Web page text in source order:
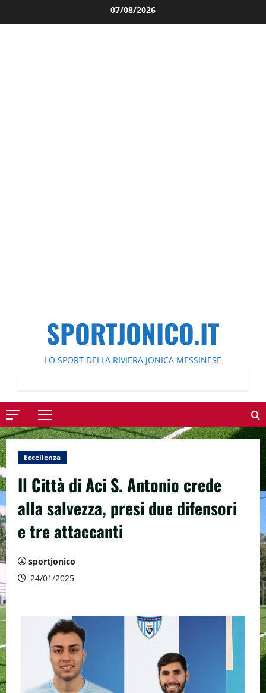
al
07/08/2026
SPORTJONICO.IT
LO SPORT DELLA RIVIERA JONICA MESSINESE
Menu
principale
Eccellenza
Il Città di Aci S. Antonio crede
alla salvezza, presi due difensori
e tre attaccanti
sportjonico
24/01/2025